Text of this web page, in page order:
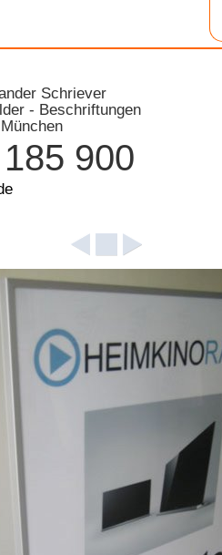
Schriever
- Beschriftungen
900